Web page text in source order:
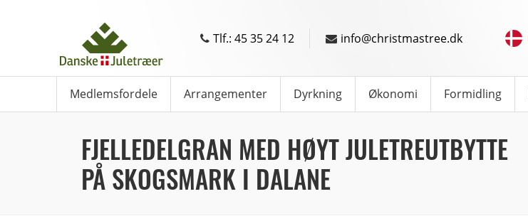
Tlf.: 45 35 24 12 info@christmastree.dk
Medlemsfordele Arrangementer Dyrkning Økonomi Formidling
FJELLEDELGRAN MED HØYT JULETREUTBYTTE
PÅ SKOGSMARK I DALANE